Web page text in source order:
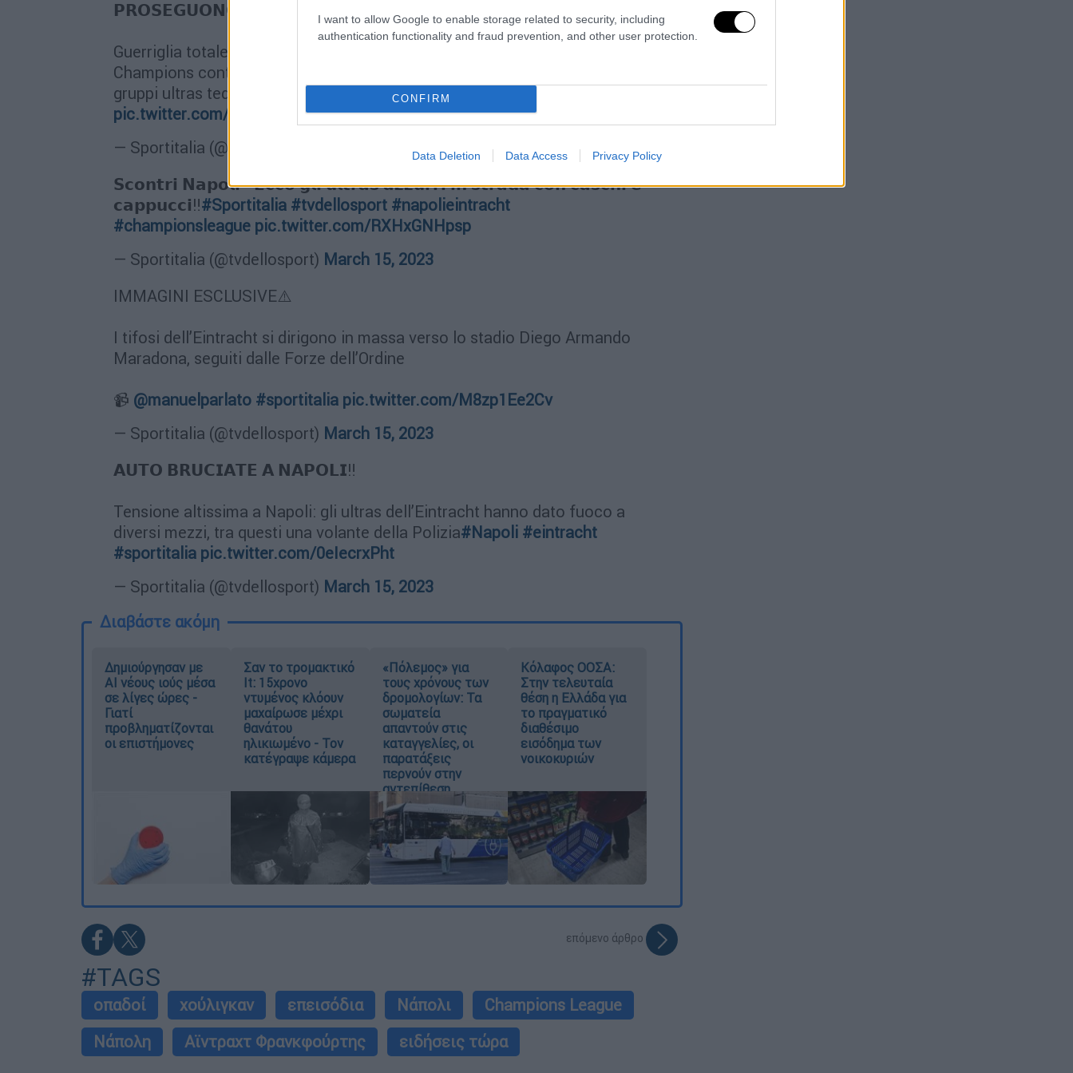
I want to allow Google to enable storage related to security, including
authentication functionality and fraud prevention, and other user protection.
CONFIRM
Data Deletion Data Access Privacy Policy
𝗣𝗥𝗢𝗦𝗘𝗚𝗨𝗢𝗡𝗢 𝗚𝗟𝗜 𝗦𝗖𝗢𝗡𝗧𝗥𝗜 𝗔 𝗡𝗔𝗣𝗢𝗟𝗜‼️
Guerriglia totale a Napoli a poche ore dal fischio d’inizio della sfida
Champions contro l’Eintracht. Proseguono gli scontri tra la polizia e alcuni
gruppi ultras tedeschi
#napoli #eintracht #sportitalia
pic.twitter.com/cbn4wR1hlK
— Sportitalia (@tvdellosport)
March 15, 2023
𝗦𝗰𝗼𝗻𝘁𝗿𝗶 𝗡𝗮𝗽𝗼𝗹𝗶 - 𝗘𝗰𝗰𝗼 𝗴𝗹𝗶 𝘂𝗹𝘁𝗿𝗮𝘀 𝗮𝘇𝘇𝘂𝗿𝗿𝗶 𝗶𝗻 𝘀𝘁𝗿𝗮𝗱𝗮 𝗰𝗼𝗻 𝗰𝗮𝘀𝗰𝗵𝗶 𝗲
𝗰𝗮𝗽𝗽𝘂𝗰𝗰𝗶‼️#Sportitalia #tvdellosport #napolieintracht
#championsleague pic.twitter.com/RXHxGNHpsp
— Sportitalia (@tvdellosport) March 15, 2023
IMMAGINI ESCLUSIVE⚠️
I tifosi dell’Eintracht si dirigono in massa verso lo stadio Diego Armando
Maradona, seguiti dalle Forze dell’Ordine
📹 @manuelparlato #sportitalia pic.twitter.com/M8zp1Ee2Cv
— Sportitalia (@tvdellosport) March 15, 2023
𝗔𝗨𝗧𝗢 𝗕𝗥𝗨𝗖𝗜𝗔𝗧𝗘 𝗔 𝗡𝗔𝗣𝗢𝗟𝗜‼️
Tensione altissima a Napoli: gli ultras dell’Eintracht hanno dato fuoco a
diversi mezzi, tra questi una volante della Polizia#Napoli #eintracht
#sportitalia pic.twitter.com/0eIecrxPht
— Sportitalia (@tvdellosport) March 15, 2023
Διαβάστε ακόμη
Δημιούργησαν με
AI νέους ιούς μέσα
σε λίγες ώρες -
Γιατί
προβληματίζονται
οι επιστήμονες
Σαν το τρομακτικό
It: 15χρονο
ντυμένος κλόουν
μαχαίρωσε μέχρι
θανάτου
ηλικιωμένο - Τον
κατέγραψε κάμερα
«Πόλεμος» για
τους χρόνους των
δρομολογίων: Τα
σωματεία
απαντούν στις
καταγγελίες, οι
παρατάξεις
περνούν στην
αντεπίθεση
Κόλαφος ΟΟΣΑ:
Στην τελευταία
θέση η Ελλάδα για
το πραγματικό
διαθέσιμο
εισόδημα των
νοικοκυριών
επόμενο άρθρο
#TAGS
οπαδοί χούλιγκαν επεισόδια Νάπολι
Champions League
Νάπολη
Αϊντραχτ Φρανκφούρτης ειδήσεις τώρα